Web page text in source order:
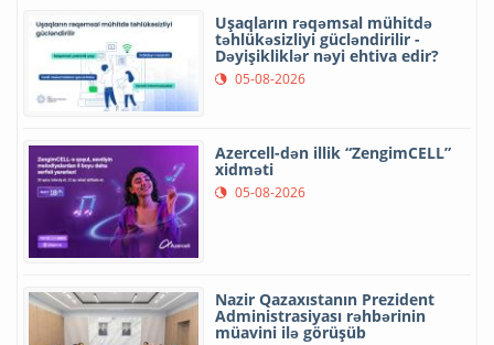
Uşaqların rəqəmsal mühitdə
təhlükəsizliyi gücləndirilir -
Dəyişikliklər nəyi ehtiva edir?
05-08-2026
Azercell-dən illik “ZengimCELL”
xidməti
05-08-2026
Nazir Qazaxıstanın Prezident
Administrasiyası rəhbərinin
müavini ilə görüşüb